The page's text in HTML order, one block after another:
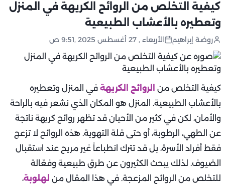
كيفية التخلص من الروائح الكريهة في المنزل
وتعطيره بالأعشاب الطبيعية
روضة إبراهيم الأربعاء , 27 أغسطس 2025 ,9:51 ص
كيفية التخلص من الروائح الكريهة في المنزل وتعطيره
بالأعشاب الطبيعية. المنزل هو المكان الذي نشعر فيه بالراحة
والأمان، لكن في كثير من الأحيان قد تظهر روائح كريهة ناتجة
عن الطهي، الرطوبة، أو حتى قلة التهوية. هذه الروائح لا تزعج
فقط أفراد الأسرة، بل قد تترك انطباعاً غير مريح عند استقبال
الضيوف. لذلك يبحث الكثيرون عن طرق طبيعية وفعّالة
للتخلص من الروائح المزعجة. في هذا المقال من لهلوبة،